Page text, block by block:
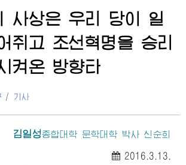
사상은 우리 당이 일
쥐고 조선혁명을 승리
켜온 방향타
/ 기사
김일성종합대학 문학대학 박사 신순희
2016.3.13.